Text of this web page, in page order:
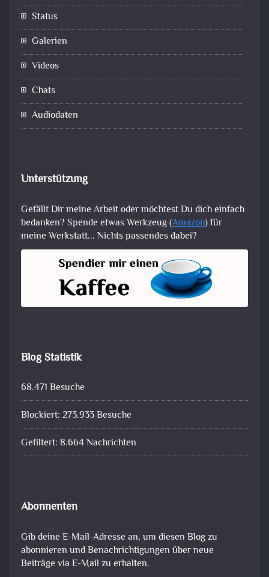
Status
Galerien
Videos
Chats
Audiodaten
Unterstützung
Gefällt Dir meine Arbeit oder möchtest Du dich einfach
bedanken? Spende etwas Werkzeug (Amazon) für
meine Werkstatt... Nichts passendes dabei?
Blog Statistik
68.471 Besuche
Blockiert: 273.933 Besuche
Gefiltert: 8.664 Nachrichten
Abonnenten
Gib deine E-Mail-Adresse an, um diesen Blog zu
abonnieren und Benachrichtigungen über neue
Beiträge via E-Mail zu erhalten.